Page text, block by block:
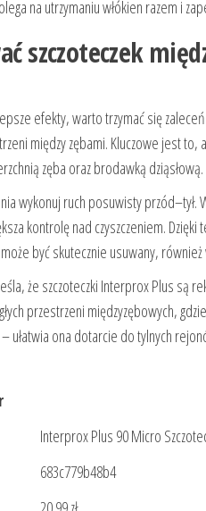
na utrzymaniu włókien razem i
szczoteczek
efekty, warto trzymać się
między zębami. Kluczowe jest to,
zęba oraz brodawką dziąsłową.
wykonuj ruch posuwisty przód–tył.
kontrolę nad czyszczeniem.
być skutecznie usuwany,
że szczoteczki Interprox Plus są
przestrzeni międzyzębowych,
ułatwia ona dotarcie do tylnych
Interprox Plus 90 Micro
683c779b48b4